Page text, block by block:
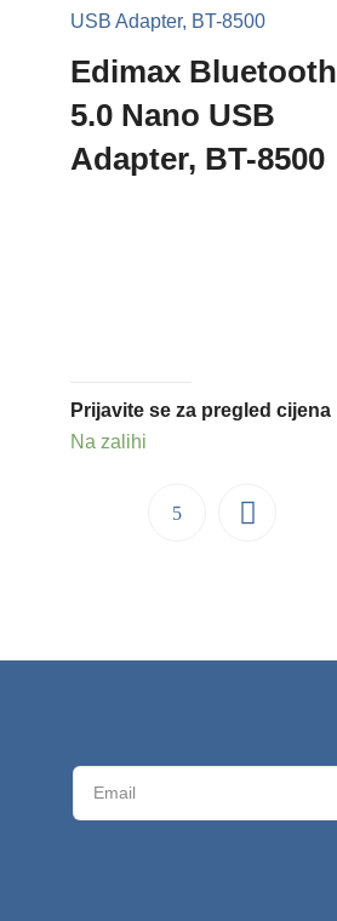
Edimax Bluetooth
5.0 Nano USB
Adapter, BT-8500
Prijavite se za pregled cijena
Na zalihi